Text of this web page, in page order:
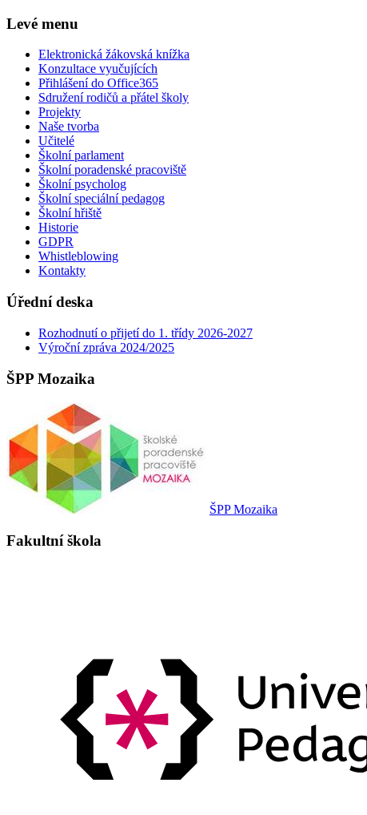
Levé menu
Elektronická žákovská knížka
Konzultace vyučujících
Přihlášení do Office365
Sdružení rodičů a přátel školy
Projekty
Naše tvorba
Učitelé
Školní parlament
Školní poradenské pracoviště
Školní psycholog
Školní speciální pedagog
Školní hřiště
Historie
GDPR
Whistleblowing
Kontakty
Úřední deska
Rozhodnutí o přijetí do 1. třídy 2026-2027
Výroční zpráva 2024/2025
ŠPP Mozaika
ŠPP Mozaika
Fakultní škola